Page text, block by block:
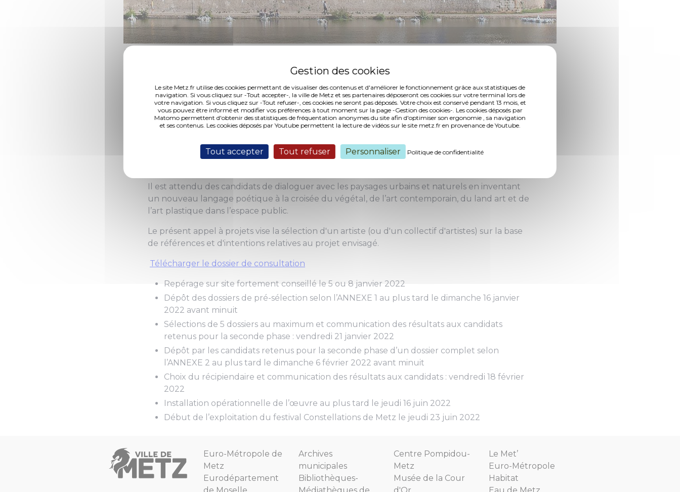
Le site Metz.fr utilise des cookies permettant de visualiser des contenus et d'améliorer le fonctionnement grâce aux statistiques de
navigation. Si vous cliquez sur -Tout accepter-, la ville de Metz et ses partenaires déposeront ces cookies sur votre terminal lors de
votre navigation. Si vous cliquez sur -Tout refuser-, ces cookies ne seront pas déposés. Votre choix est conservé pendant 13 mois, et
vous pouvez être informé et modifier vos préférences à tout moment sur la page -Gestion des cookies-. Les cookies déposés par
Matomo permettent d'obtenir des statistiques de fréquentation anonymes du site afin d'optimiser son ergonomie , sa navigation
et ses contenus. Les cookies déposés par Youtube permettent la lecture de vidéos sur le site metz.fr en provenance de Youtube.
Tout accepter Tout refuser Personnaliser Politique de confidentialité
(Photo 1 de 1)
CRÉATION D'UNE ŒUVRE ARTISTIQUE ÉPHÉMÈRE SUR LE PARCOURS ART & JARDINS
Dans le cadre de son festival d'été, Constellations de Metz 2022, la Ville de Metz lance un appel
à projets aux artistes pour la production et la diffusion d'une œuvre ou d’un projet artistique,
plastique ou végétal(e), qui prendra place au sein du parcours « Art & Jardins » du festival.
Dans un objectif de mise en valeur des sites patrimoniaux ou environnementaux, la Ville de
Metz souhaite proposer l’installation d’une œuvre d’art éphémère, destinée à demeurer entre
Il est attendu des candidats de dialoguer avec les paysages urbains et naturels en inventant
un nouveau langage poétique à la croisée du végétal, de l’art contemporain, du land art et de
l’art plastique dans l’espace public.
Le présent appel à projets vise la sélection d'un artiste (ou d'un collectif d'artistes) sur la base
de références et d'intentions relatives au projet envisagé.
Télécharger le dossier de consultation
Repérage sur site fortement conseillé le 5 ou 8 janvier 2022
Dépôt des dossiers de pré-sélection selon l’ANNEXE 1 au plus tard le dimanche 16 janvier
2022 avant minuit
Sélections de 5 dossiers au maximum et communication des résultats aux candidats
retenus pour la seconde phase : vendredi 21 janvier 2022
Dépôt par les candidats retenus pour la seconde phase d’un dossier complet selon
l’ANNEXE 2 au plus tard le dimanche 6 février 2022 avant minuit
Choix du récipiendaire et communication des résultats aux candidats : vendredi 18 février
2022
Installation opérationnelle de l’œuvre au plus tard le jeudi 16 juin 2022
Début de l’exploitation du festival Constellations de Metz le jeudi 23 juin 2022
Euro-Métropole de
Metz
Eurodépartement
Archives
municipales
Bibliothèques-
Centre Pompidou-
Metz
Musée de la Cour
Le Met’
Euro-Métropole
Habitat